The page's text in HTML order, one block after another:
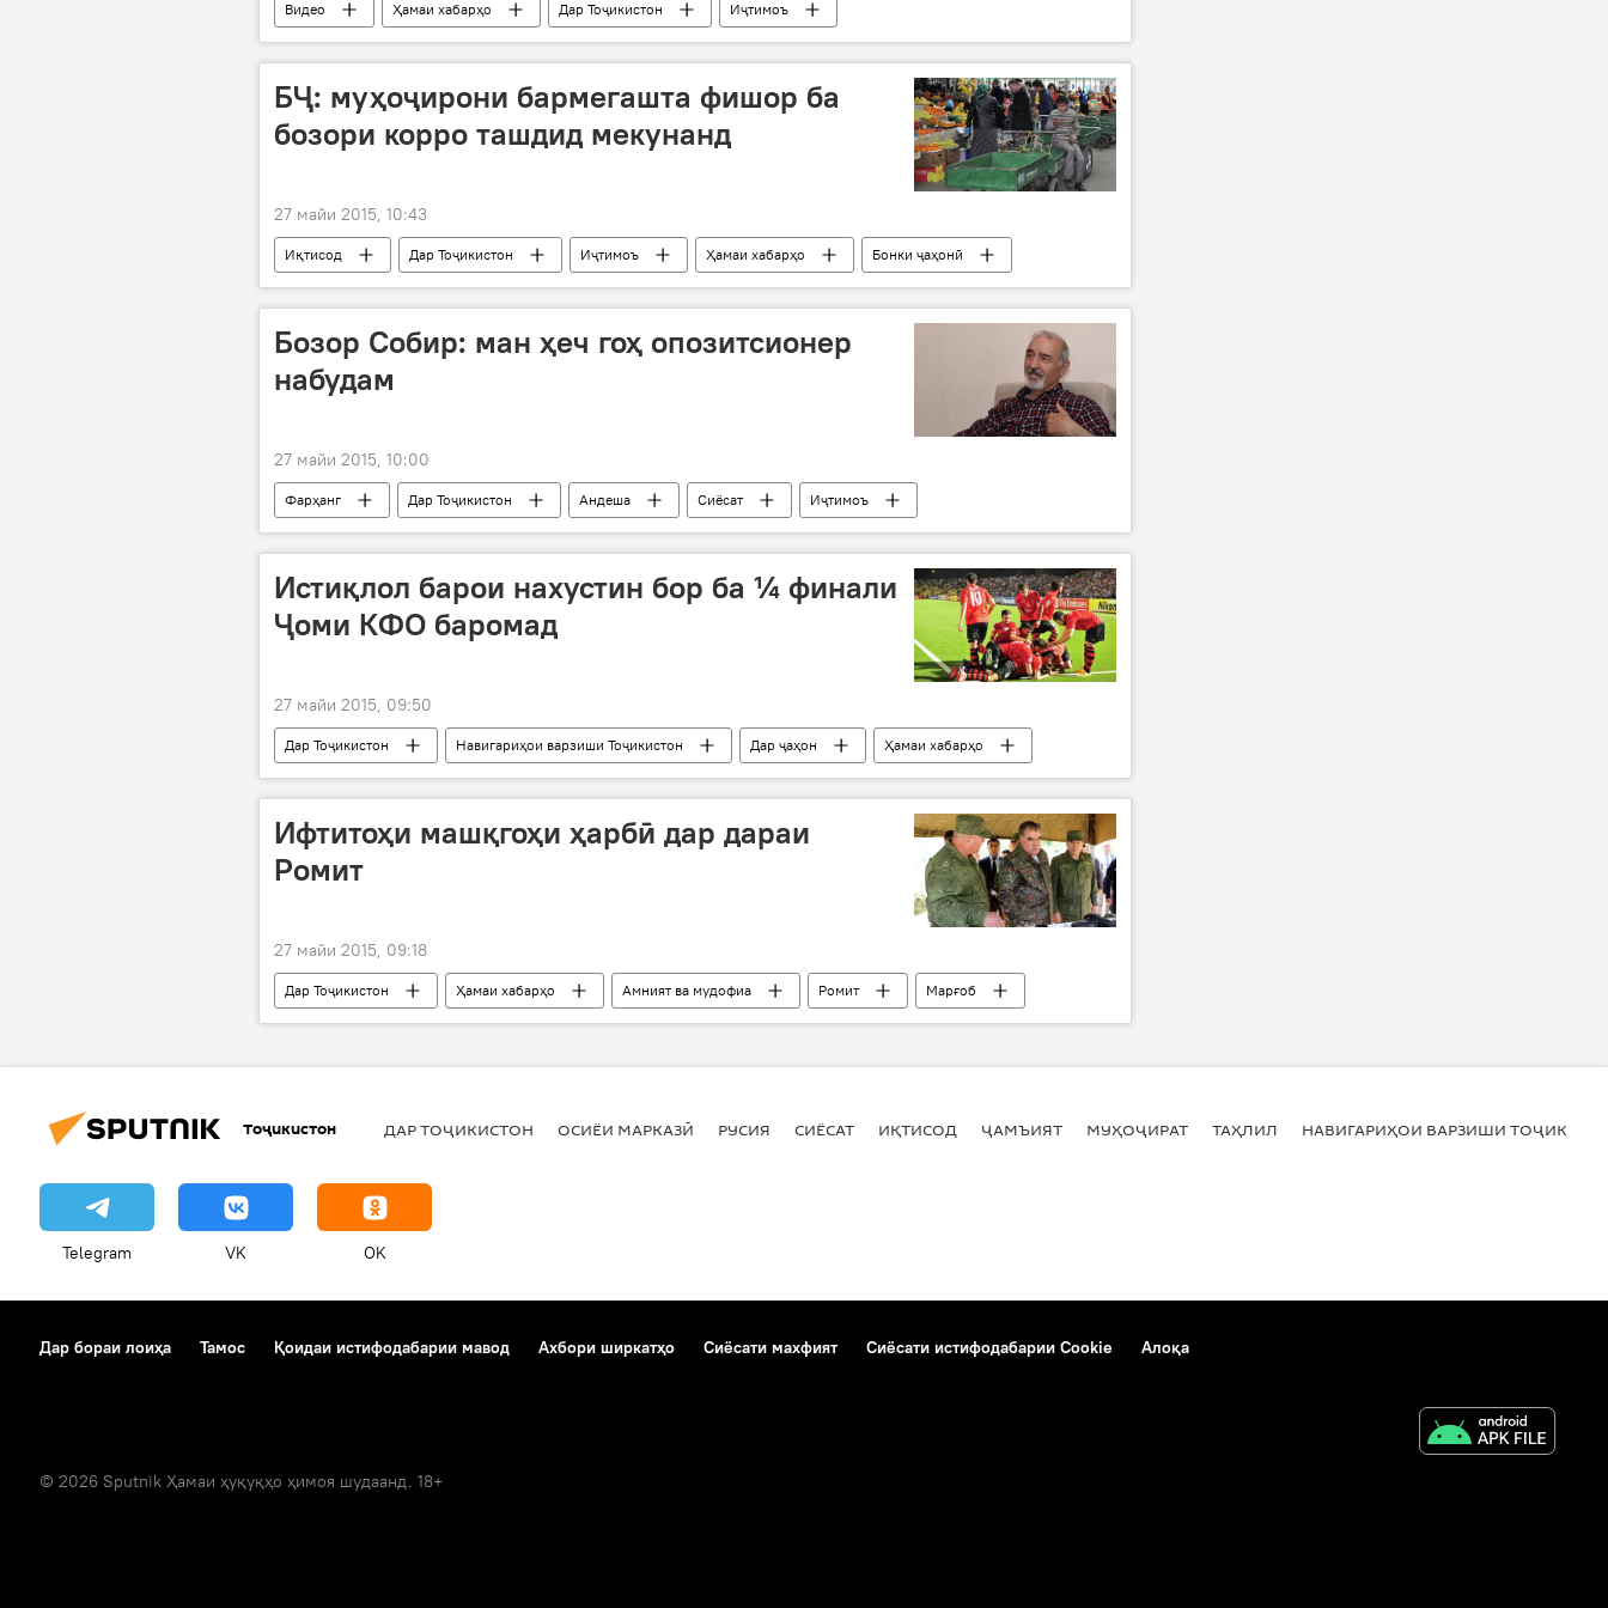
Видео Ҳамаи хабарҳо Дар Тоҷикистон Иҷтимоъ
БҶ: муҳоҷирони бармегашта фишор ба
бозори корро ташдид мекунанд
27 майи 2015, 10:43
Иқтисод Дар Тоҷикистон Иҷтимоъ Ҳамаи хабарҳо
Бонки ҷаҳонӣ
пахши гузориш
Бозор Собир: ман ҳеч гоҳ опозитсионер
набудам
27 майи 2015, 10:00
Фарҳанг Дар Тоҷикистон Андеша Сиёсат
Иҷтимоъ
Ҳамаи хабарҳо
Истиқлол барои нахустин бор ба ¼ финали
Ҷоми КФО баромад
27 майи 2015, 09:50
Дар Тоҷикистон Навигариҳои варзиши Тоҷикистон Дар ҷаҳон
Ҳамаи хабарҳо
Душанбе
Сурия "Истиқлол" "Ал-Ваҳда"
ҳаштякфиналӣ
Ифтитоҳи машқгоҳи ҳарбӣ дар дараи
Ромит
27 майи 2015, 09:18
Дар Тоҷикистон Ҳамаи хабарҳо Амният ва мудофиа Ромит
Марғоб
Эмомалӣ Раҳмон
ВКД КДАМ ширкат лента
ҳарбӣ
Тоҷикистон ДАР ТОҶИКИСТОН ОСИЁИ МАРКАЗӢ РУСИЯ СИЁСАТ ИҚТИСОД ҶАМЪИЯТ МУҲОҶИРАТ ТАҲЛИЛ НАВИГАРИҲОИ ВАРЗИШИ
Telegram VK OK
Дар бораи лоиҳа Тамос Қоидаи истифодабарии мавод Ахбори ширкатҳо Сиёсати махфият Сиёсати истифодабарии Cookie Алоқа
© 2026 Sputnik Ҳамаи ҳуқуқҳо ҳимоя шудаанд. 18+